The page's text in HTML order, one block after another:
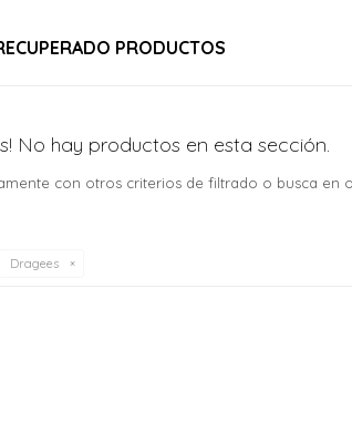
PRODUCTOS
No hay productos en esta sección.
con otros criterios de filtrado o busca en
Dragees